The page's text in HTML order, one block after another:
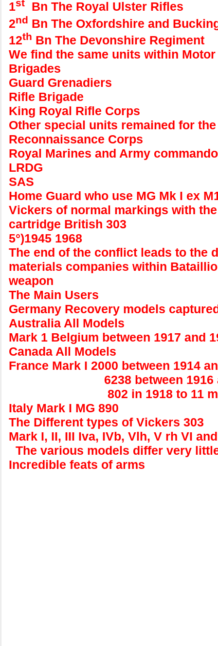
1st
Bn The Royal Ulster Rifles
2nd Bn The Oxfordshire and
12th Bn The Devonshire Regiment
We find the same units within
Brigades
Guard Grenadiers
Rifle Brigade
King Royal Rifle Corps
Other special units remained for
Reconnaissance Corps
Royal Marines and Army
LRDG
SAS
Home Guard who use MG Mk I ex
Vickers of normal markings with
cartridge British 303
5°)1945 1968
The end of the conflict leads to the
materials companies within
weapon
The Main Users
Germany Recovery models
Australia All Models
Mark 1 Belgium between 1917 and
Canada All Models
France Mark I 2000 between 1914
6238 between 1916
802 in 1918 to 11 mm
Italy Mark I MG 890
The Different types of Vickers 303
Mark I, II, III Iva, IVb, Vlh, V rh VI
The various models differ very
Incredible feats of arms